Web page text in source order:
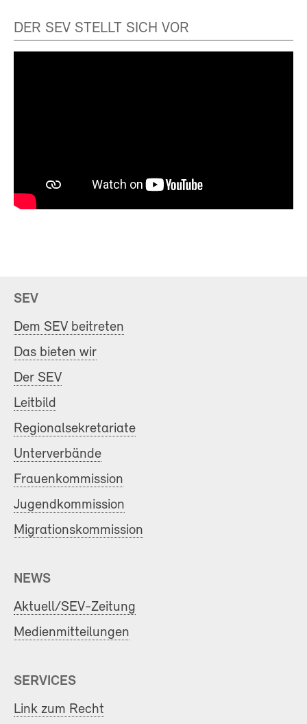
DER SEV STELLT SICH VOR
SEV
Dem SEV beitreten
Das bieten wir
Der SEV
Leitbild
Regionalsekretariate
Unterverbände
Frauenkommission
Jugendkommission
Migrationskommission
NEWS
Aktuell/SEV-Zeitung
Medienmitteilungen
SERVICES
Link zum Recht